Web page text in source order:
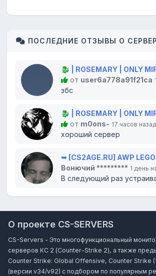
ПОСЛЕДНИЕ ОТЗЫВЫ О
от user6a778a91f21ca
збс
от m0ons- 17 часов назад
хороший сервер
Вонючий ********* 1 день
О проекте CS-SERVERS
CS-Servers - Это многофункциональный
серверов КС 2 (Counter-Strike 2), а также
Counter Strike: Global Offensive, Counter Strike
(версии v34/v92) с подбором по популярным